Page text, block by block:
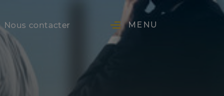
Nous contacter MENU